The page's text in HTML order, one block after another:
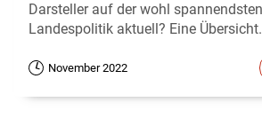
Darsteller auf der wohl
Landespolitik aktuell? Eine Übersicht.
November 2022